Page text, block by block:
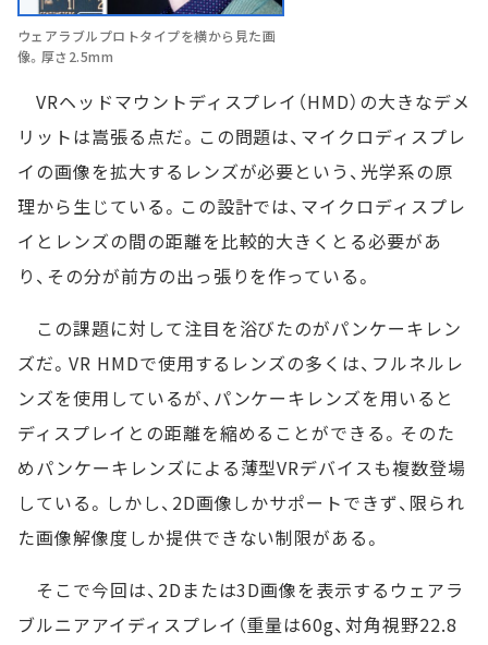
ウェアラブルプロトタイプを横から見た画
像。厚さ2.5mm
VRヘッドマウントディスプレイ（HMD）の大きなデメ
リットは嵩張る点だ。この問題は、マイクロディスプレ
イの画像を拡大するレンズが必要という、光学系の原
理から生じている。この設計では、マイクロディスプレ
イとレンズの間の距離を比較的大きくとる必要があ
り、その分が前方の出っ張りを作っている。
この課題に対して注目を浴びたのがパンケーキレン
ズだ。VR HMDで使用するレンズの多くは、フルネルレ
ンズを使用しているが、パンケーキレンズを用いると
ディスプレイとの距離を縮めることができる。そのた
めパンケーキレンズによる薄型VRデバイスも複数登場
している。しかし、2D画像しかサポートできず、限られ
た画像解像度しか提供できない制限がある。
そこで今回は、2Dまたは3D画像を表示するウェアラ
ブルニアアイディスプレイ（重量は60g、対角視野22.8